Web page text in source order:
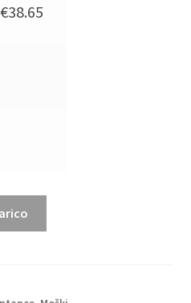
€38.65